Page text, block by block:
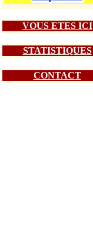
VOUS ETES ICI
STATISTIQUES
CONTACT